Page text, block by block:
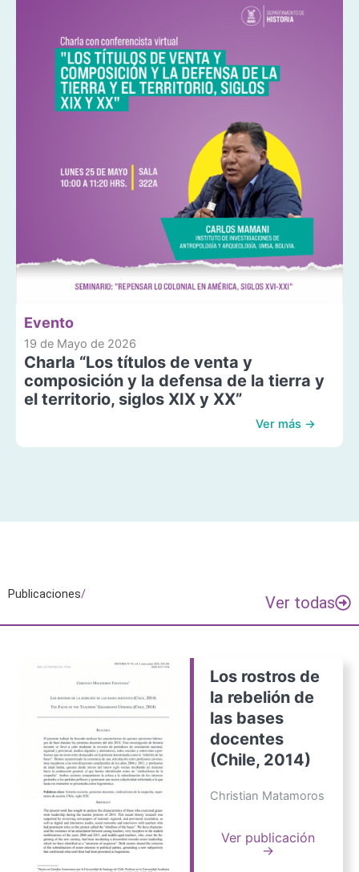
Evento
19 de Mayo de 2026
Charla “Los títulos de venta y
composición y la defensa de la tierra y
el territorio, siglos XIX y XX”
Ver más →
Publicaciones/ Ver todas
Los rostros de
la rebelión de
las bases
docentes
(Chile, 2014)
Christian Matamoros
Ver publicación
→